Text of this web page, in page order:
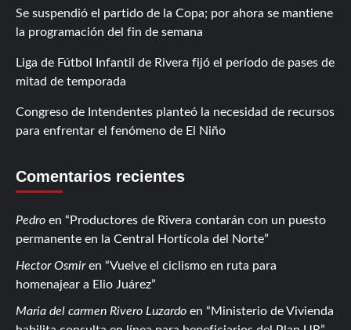
Se suspendió el partido de la Copa; por ahora se mantiene
la programación del fin de semana
Liga de Fútbol Infantil de Rivera fijó el período de pases de
mitad de temporada
Congreso de Intendentes planteó la necesidad de recursos
para enfrentar el fenómeno de El Niño
Comentarios recientes
Pedro en
Productores de Rivera contarán con un puesto
permanente en la Central Hortícola del Norte
Hector Osmiren
Vuelve el ciclismo en ruta para
homenajear a Elio Juárez
Maria del carmen Rivero Luzardo en
Ministerio de Vivienda